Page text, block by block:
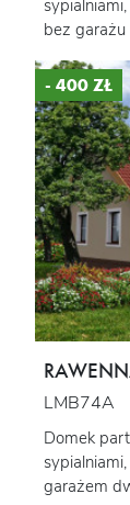
bez garażu
- 400 ZŁ
LMB74A
Domek
garażem